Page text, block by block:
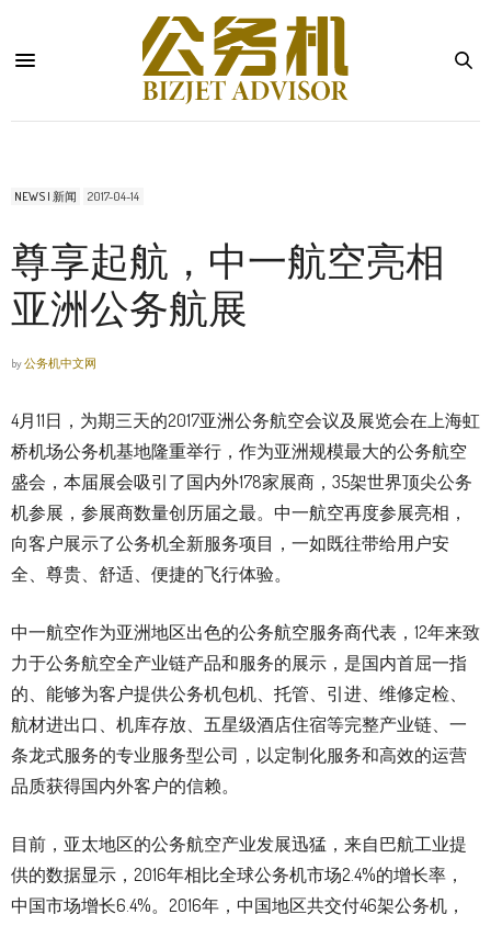
NEWS | 新闻 2017-04-14
尊享起航，中一航空亮相
亚洲公务航展
by公务机中文网
4月11日，为期三天的2017亚洲公务航空会议及展览会在上海虹
桥机场公务机基地隆重举行，作为亚洲规模最大的公务航空
盛会，本届展会吸引了国内外178家展商，35架世界顶尖公务
机参展，参展商数量创历届之最。中一航空再度参展亮相，
向客户展示了公务机全新服务项目，一如既往带给用户安
全、尊贵、舒适、便捷的飞行体验。
中一航空作为亚洲地区出色的公务航空服务商代表，12年来致
力于公务航空全产业链产品和服务的展示，是国内首屈一指
的、能够为客户提供公务机包机、托管、引进、维修定检、
航材进出口、机库存放、五星级酒店住宿等完整产业链、一
条龙式服务的专业服务型公司，以定制化服务和高效的运营
品质获得国内外客户的信赖。
目前，亚太地区的公务航空产业发展迅猛，来自巴航工业提
供的数据显示，2016年相比全球公务机市场2.4%的增长率，
中国市场增长6.4%。2016年，中国地区共交付46架公务机，